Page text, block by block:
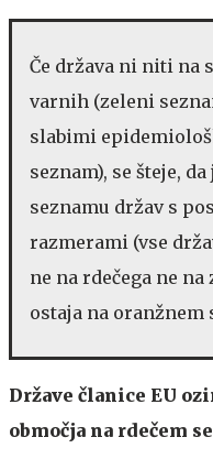
Če država ni niti na
varnih (zeleni
slabimi
seznam), se šteje,
seznamu držav s
razmerami (vse
ne na rdečega ne
ostaja na oranžnem
Države članice EU
območja na rdečem